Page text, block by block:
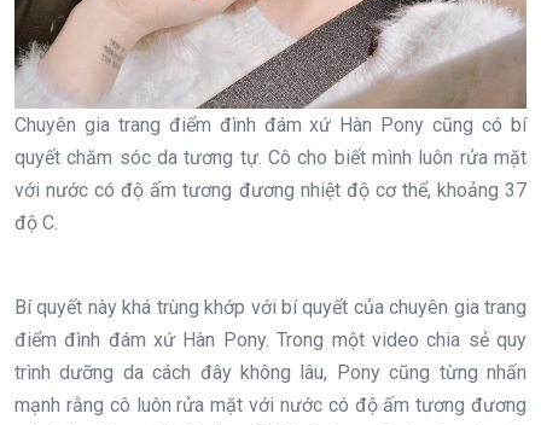
Chuyên gia trang điểm đình đám xứ Hàn Pony cũng có bí
quyết chăm sóc da tương tự. Cô cho biết mình luôn rửa mặt
với nước có độ ấm tương đương nhiệt độ cơ thể, khoảng 37
độ C.
Bí quyết này khá trùng khớp với bí quyết của chuyên gia trang
điểm đình đám xứ Hàn Pony. Trong một video chia sẻ quy
trình dưỡng da cách đây không lâu, Pony cũng từng nhấn
mạnh rằng cô luôn rửa mặt với nước có độ ấm tương đương